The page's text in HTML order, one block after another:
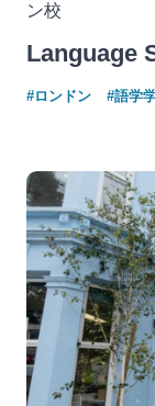
ン校
Language
#ロンドン #語学